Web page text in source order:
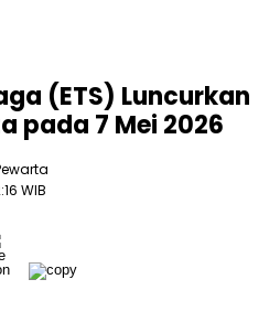
(ETS) Luncurkan
pada 7 Mei 2026
WIB